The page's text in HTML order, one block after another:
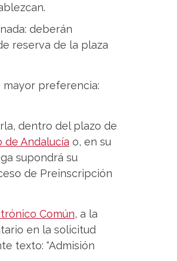
deberán
reserva de la plaza
preferencia:
dentro del plazo de
Andalucía o, en su
supondrá su
de Preinscripción
Común, a la
en la solicitud
texto: “Admisión